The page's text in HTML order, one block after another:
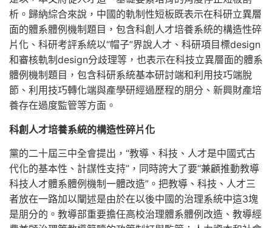
析。歸納綜合來說，中國的軌制性短板既表示在科研立異層
面的體系體例機制題目，包含科創人才培養系統的構造性碎
片化、科研考評系統以“帽子”界說人才、科研項目標design
和審核軌制design分歧理等，也表示在科技立異層面的體系
體例機制題目，包含科研系統基本研討端和利用技巧端脫
節、利用技巧轉化端與產學研經過歷程的朋分、新興財產培
養存在過度監管等方面。
科創人才培養系統的構造性碎片化
黨的二十屆三中全會提出，“教導、科技、人才是中國式古
代化的基本性、計謀性支持”，同時誇大了要“兼顧推動教導
科技人才體系體例機制一體改造”。把教導、科技、人才三
者放在一路加以闡述是由於在以後中國的治理系統中這3塊
是朋分的。教導部重要擔任高校治理體系體例改造、教導經